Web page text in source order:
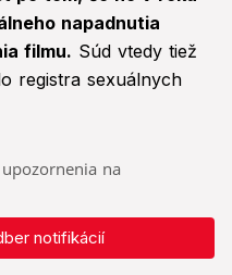
napadnutia
filmu. Súd vtedy tiež
registra sexuálnych
na
notifikácií